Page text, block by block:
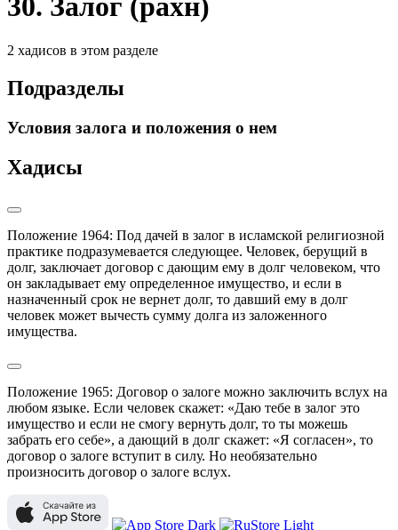
30. Залог (рахн)
2 хадисов в этом разделе
Подразделы
Условия залога и положения о нем
Хадисы
Положение 1964: Под дачей в залог в исламской религиозной
практике подразумевается следующее. Человек, берущий в
долг, заключает договор с дающим ему в долг человеком, что
он закладывает ему определенное имущество, и если в
назначенный срок не вернет долг, то давший ему в долг
человек может вычесть сумму долга из заложенного
имущества.
Положение 1965: Договор о залоге можно заключить вслух на
любом языке. Если человек скажет: «Даю тебе в залог это
имущество и если не смогу вернуть долг, то ты можешь
забрать его себе», а дающий в долг скажет: «Я согласен», то
договор о залоге вступит в силу. Но необязательно
произносить договор о залоге вслух.